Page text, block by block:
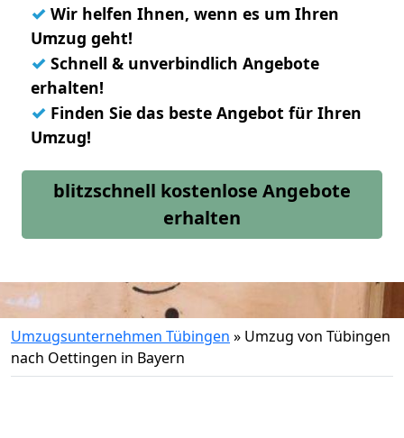
✓ Wir helfen Ihnen, wenn es um Ihren
Umzug geht!
✓ Schnell & unverbindlich Angebote
erhalten!
✓ Finden Sie das beste Angebot für Ihren
Umzug!
blitzschnell kostenlose Angebote
erhalten
Umzugsunternehmen Tübingen » Umzug von Tübingen
nach Oettingen in Bayern